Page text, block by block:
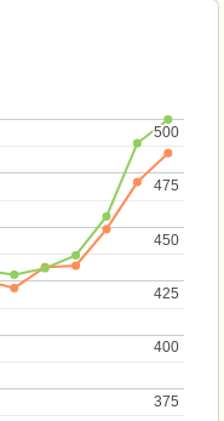
375
375
400
400
425
425
450
450
475
475
500
500